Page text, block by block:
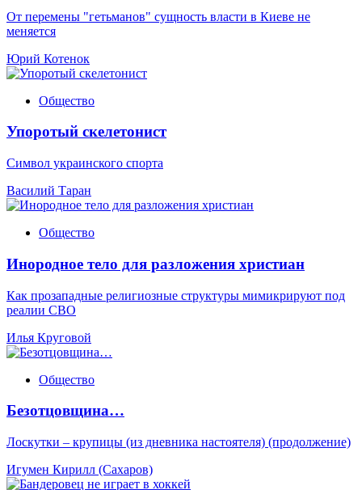
От перемены "гетьманов" сущность власти в Киеве не
меняется
Юрий Котенок
Общество
Упоротый скелетонист
Символ украинского спорта
Василий Таран
Общество
Инородное тело для разложения христиан
Как прозападные религиозные структуры мимикрируют под
реалии СВО
Илья Круговой
Общество
Безотцовщина…
Лоскутки – крупицы (из дневника настоятеля) (продолжение)
Игумен Кирилл (Сахаров)